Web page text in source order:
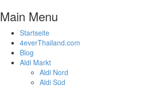
Main Menu
Startseite
4everThailand.com
Blog
Aldi Markt
Aldi Nord
Aldi Süd